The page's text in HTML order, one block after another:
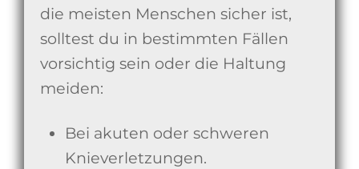
die meisten Menschen sicher ist,
solltest du in bestimmten Fällen
vorsichtig sein oder die Haltung
meiden:
Bei akuten oder schweren
Knieverletzungen.